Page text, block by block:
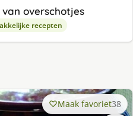
overschotjes
recepten
Maak favoriet38